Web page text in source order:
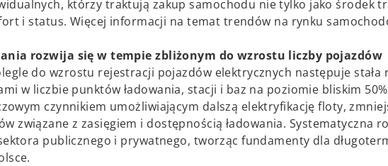
którzy traktują zakup samochodu nie tylko jako środek
i status. Więcej informacji na temat trendów na rynku
rozwija się w tempie zbliżonym do wzrostu liczby pojazdów
do wzrostu rejestracji pojazdów elektrycznych następuje stała
w liczbie punktów ładowania, stacji i baz na poziomie bliskim
czynnikiem umożliwiającym dalszą elektryfikację floty,
związane z zasięgiem i dostępnością ładowania. Systematyczna
publicznego i prywatnego, tworząc fundamenty dla